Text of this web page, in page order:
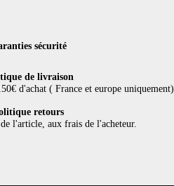
sécurité
de livraison
d'achat ( France et europe uniquement)
retours
l'article, aux frais de l'acheteur.